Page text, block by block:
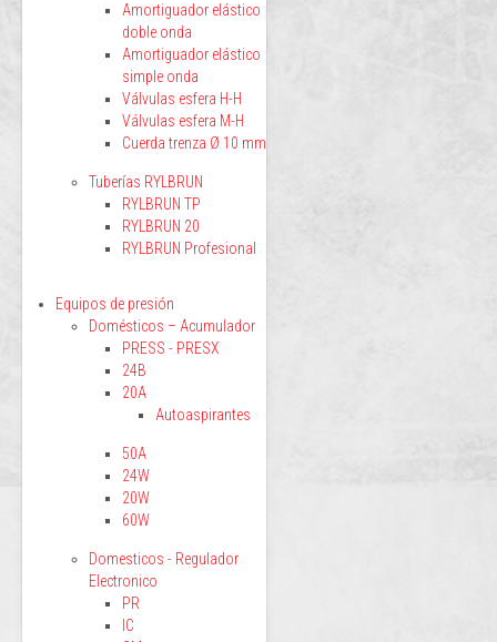
Amortiguador elástico
doble onda
Amortiguador elástico
simple onda
Válvulas esfera H-H
Válvulas esfera M-H
Cuerda trenza Ø 10 mm
Tuberías RYLBRUN
RYLBRUN TP
RYLBRUN 20
RYLBRUN Profesional
Equipos de presión
Domésticos – Acumulador
PRESS - PRESX
24B
20A
Autoaspirantes
50A
24W
20W
60W
Domesticos - Regulador
Electronico
PR
IC